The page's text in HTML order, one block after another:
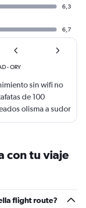
6,3
6,7
-ORY
sin wifi no
de 100
olisma a sudor
con tu viaje
flight route?